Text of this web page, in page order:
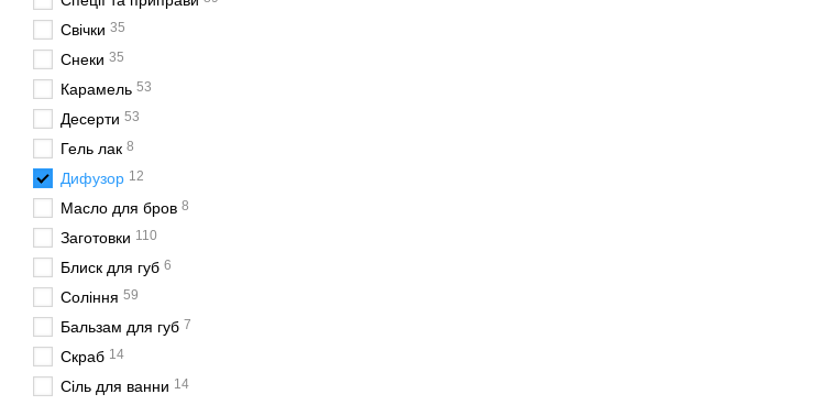
Свічки 35
Снеки 35
Карамель 53
Десерти 53
Гель лак 8
Дифузор 12
Масло для бров 8
Заготовки 110
Блиск для губ 6
Соління 59
Бальзам для губ 7
Скраб 14
Сіль для ванни 14